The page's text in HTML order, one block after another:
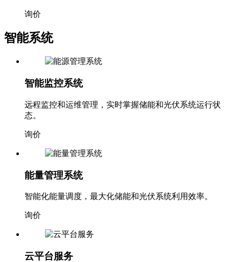
询价
智能系统
智能监控系统
远程监控和运维管理，实时掌握储能和光伏系统运行状
态。
询价
能量管理系统
智能化能量调度，最大化储能和光伏系统利用效率。
询价
云平台服务